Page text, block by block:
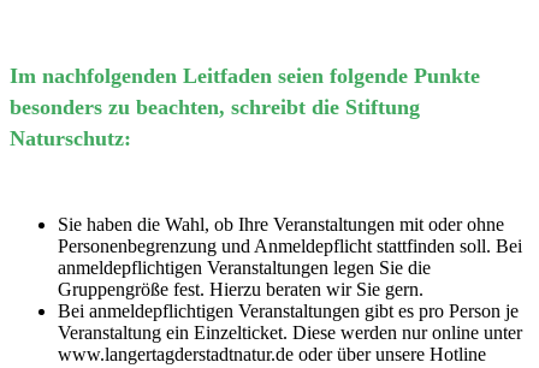
Im nachfolgenden Leitfaden seien folgende Punkte
besonders zu beachten, schreibt die Stiftung
Naturschutz:
Sie haben die Wahl, ob Ihre Veranstaltungen mit oder ohne
Personenbegrenzung und Anmeldepflicht stattfinden soll. Bei
anmeldepflichtigen Veranstaltungen legen Sie die
Gruppengröße fest. Hierzu beraten wir Sie gern.
Bei anmeldepflichtigen Veranstaltungen gibt es pro Person je
Veranstaltung ein Einzelticket. Diese werden nur online unter
www.langertagderstadtnatur.de oder über unsere Hotline